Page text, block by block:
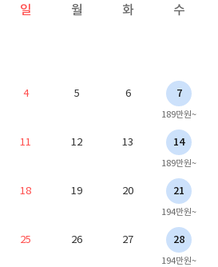
일 월 화 수
4 5 6 7
189만원~
11 12 13 14
189만원~
18 19 20 21
194만원~
25 26 27 28
194만원~